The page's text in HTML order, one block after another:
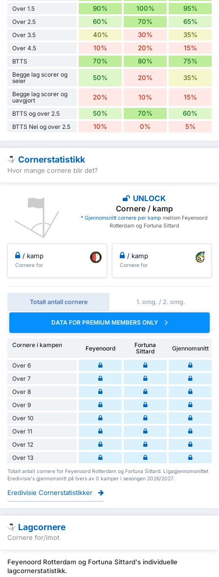
Over 1.5 90% 100% 95%
Over 2.5 60% 70% 65%
Over 3.5 40% 30% 35%
Over 4.5 10% 20% 15%
BTTS 70% 80% 75%
Begge lag scorer og
seier
50% 20% 35%
Begge lag scorer og
uavgjort
20% 10% 15%
BTTS og over 2.5 50% 70% 60%
BTTS Nei og over 2.5 10% 0% 5%
Cornerstatistikk
Hvor mange cornere blir det?
UNLOCK
Cornere / kamp
* Gjennomsnitt cornere per kamp mellom Feyenoord
Rotterdam og Fortuna Sittard
/ kamp
Cornere for
/ kamp
Cornere for
Totalt antall cornere 1. omg. / 2. omg.
DATA FOR PREMIUM MEMBERS ONLY
Cornere i kampen Feyenoord
Fortuna
Sittard
Gjennomsnitt
Over 6
Over 7
Over 8
Over 9
Over 10
Over 11
Over 12
Over 13
Totalt antall cornere for Feyenoord Rotterdam og Fortuna Sittard. Ligagjennomsnittet
Eredivisie's gjennomsnitt på tvers av 0 kamper i sesongen 2026/2027.
Eredivisie Cornerstatistikker
Lagcornere
Cornere for/imot
Feyenoord Rotterdam og Fortuna Sittard's individuelle
lagcornerstatistikk.